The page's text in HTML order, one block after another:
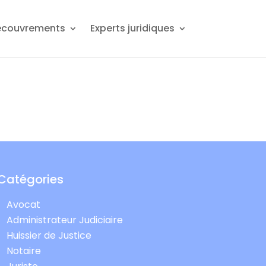
Experts juridiques
Avocat
Administrateur Judiciaire
Huissier de Justice
Notaire